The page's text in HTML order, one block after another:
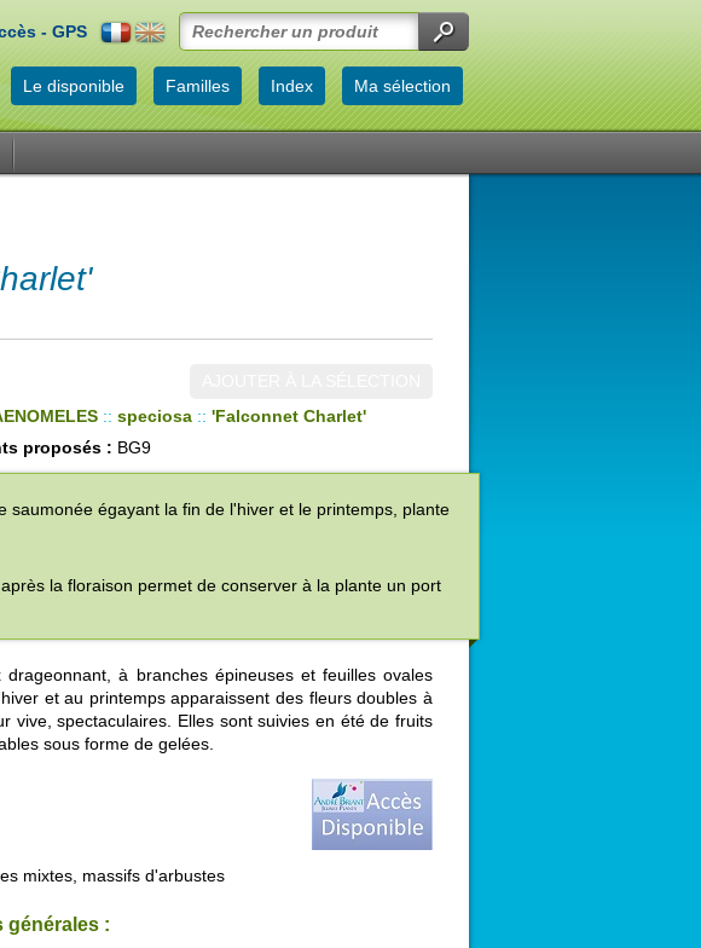
- GPS
Le disponible Familles Index Ma sélection
:: speciosa :: 'Falconnet Charlet'
proposés : BG9
saumonée égayant la fin de l'hiver et le printemps, plante
la floraison permet de conserver à la plante un port
drageonnant, à branches épineuses et feuilles ovales
et au printemps apparaissent des fleurs doubles à
vive, spectaculaires. Elles sont suivies en été de fruits
sous forme de gelées.
mixtes, massifs d'arbustes
générales :